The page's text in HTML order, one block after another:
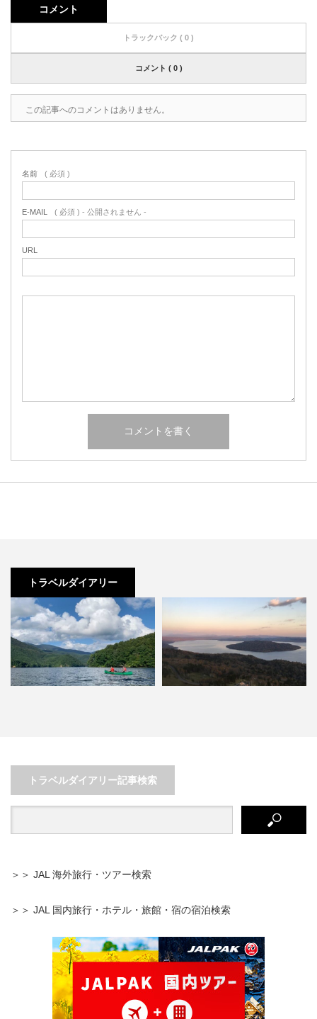
コメント
トラックバック ( 0 )
コメント ( 0 )
この記事へのコメントはありません。
名前 ( 必須 )
E-MAIL ( 必須 ) - 公開されません -
URL
トラベルダイアリー
トラベルダイアリー記事検索
＞＞ JAL 海外旅行・ツアー検索
＞＞ JAL 国内旅行・ホテル・旅館・宿の宿泊検索